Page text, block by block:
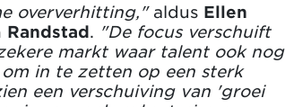
oververhitting," aldus Ellen
Randstad. "De focus verschuift
markt waar talent ook nog
in te zetten op een sterk
een verschuiving van 'groei